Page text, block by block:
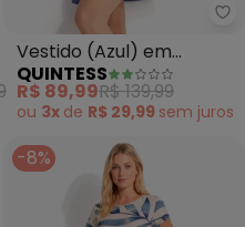
- Vestido (Azul
Vestido (Azul) em
Viscose Plana
QUINTESS
R$ 89,99R$ 139,99
ou 3x de R$ 29,99 sem juros
-8%